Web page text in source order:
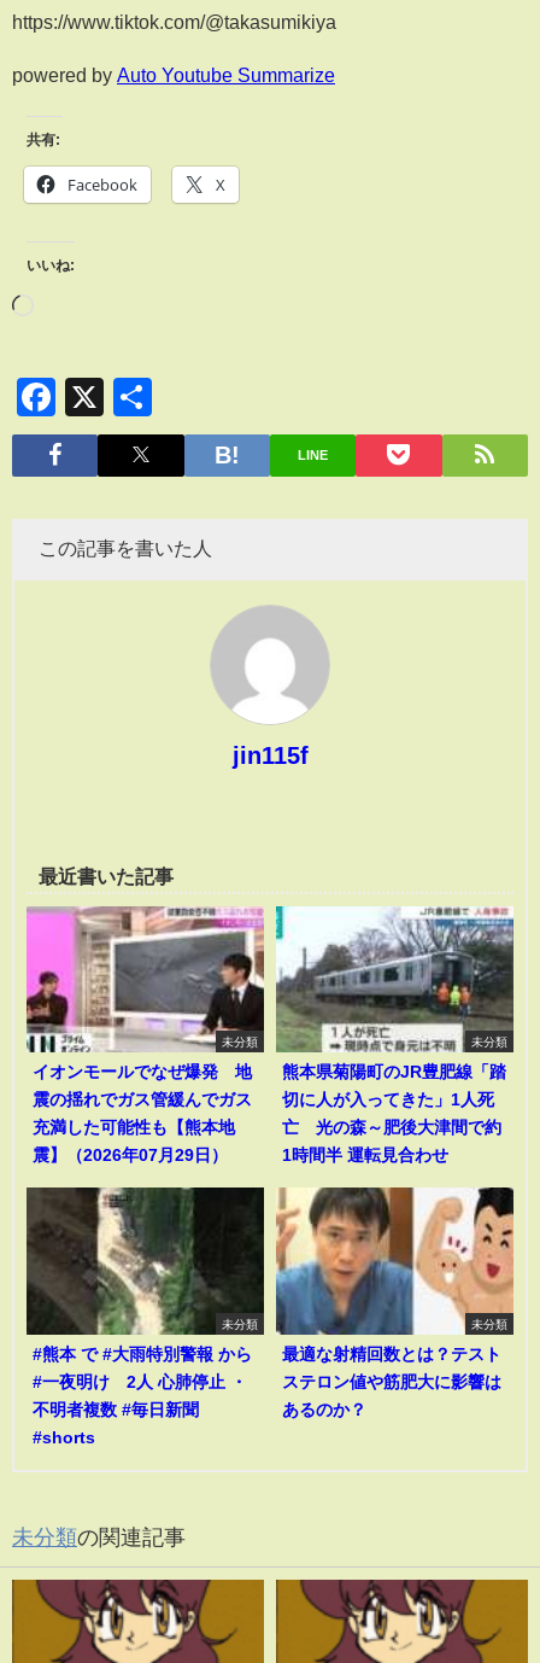
https://www.tiktok.com/@takasumikiya
powered by Auto Youtube Summarize
共有:
Facebook X
いいね:
Facebook
X
有
LINE
この記事を書いた人
jin115f
最近書いた記事
未分類
イオンモールでなぜ爆発 地
震の揺れでガス管緩んでガス
充満した可能性も【熊本地
震】（2026年07月29日）
未分類
熊本県菊陽町のJR豊肥線「踏
切に人が入ってきた」1人死
亡 光の森～肥後大津間で約
1時間半 運転見合わせ
未分類
#熊本 で #大雨特別警報 から
#一夜明け 2人 心肺停止 ・
不明者複数 #毎日新聞
#shorts
未分類
最適な射精回数とは？テスト
ステロン値や筋肥大に影響は
あるのか？
未分類の関連記事